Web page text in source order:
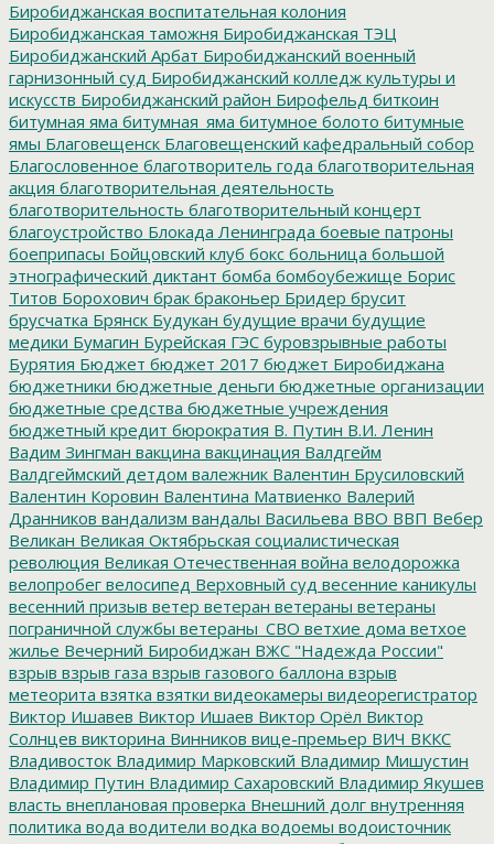
Биробиджанская воспитательная колония
Биробиджанская таможня Биробиджанская ТЭЦ
Биробиджанский Арбат Биробиджанский военный
гарнизонный суд Биробиджанский колледж культуры и
искусств Биробиджанский район Бирофельд биткоин
битумная яма битумная_яма битумное болото битумные
ямы Благовещенск Благовещенский кафедральный собор
Благословенное благотворитель года благотворительная
акция благотворительная деятельность
благотворительность благотворительный концерт
благоустройство Блокада Ленинграда боевые патроны
боеприпасы Бойцовский клуб бокс больница большой
этнографический диктант бомба бомбоубежище Борис
Титов Борохович брак браконьер Бридер брусит
брусчатка Брянск Будукан будущие врачи будущие
медики Бумагин Бурейская ГЭС буровзрывные работы
Бурятия Бюджет бюджет 2017 бюджет Биробиджана
бюджетники бюджетные деньги бюджетные организации
бюджетные средства бюджетные учреждения
бюджетный кредит бюрократия В. Путин В.И. Ленин
Вадим Зингман вакцина вакцинация Валдгейм
Валдгеймский детдом валежник Валентин Брусиловский
Валентин Коровин Валентина Матвиенко Валерий
Дранников вандализм вандалы Васильева ВВО ВВП Вебер
Великан Великая Октябрьская социалистическая
революция Великая Отечественная война велодорожка
велопробег велосипед Верховный суд весенние каникулы
весенний призыв ветер ветеран ветераны ветераны
пограничной службы ветераны_СВО ветхие дома ветхое
жилье Вечерний Биробиджан ВЖС "Надежда России"
взрыв взрыв газа взрыв газового баллона взрыв
метеорита взятка взятки видеокамеры видеорегистратор
Виктор Ишавев Виктор Ишаев Виктор Орёл Виктор
Солнцев викторина Винников вице-премьер ВИЧ ВККС
Владивосток Владимир Марковский Владимир Мишустин
Владимир Путин Владимир Сахаровский Владимир Якушев
власть внеплановая проверка Внешний долг внутренняя
политика вода водители водка водоемы водоисточник